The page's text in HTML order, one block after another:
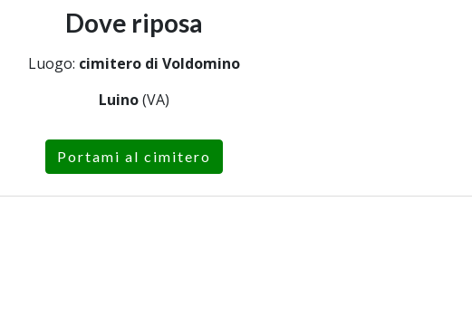
Dove riposa
Luogo: cimitero di Voldomino
Luino(VA)
Portami al cimitero